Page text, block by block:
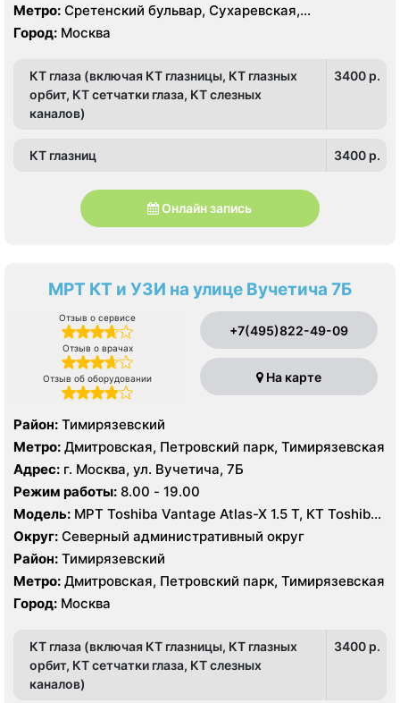
Метро: Сретенский бульвар, Сухаревская,
Тургеневская
Город: Москва
КТ глаза (включая КТ глазницы, КТ глазных
орбит, КТ сетчатки глаза, КТ слезных
каналов)
3400 p.
КТ глазниц 3400 p.
Онлайн запись
МРТ КТ и УЗИ на улице Вучетича 7Б
Отзыв о сервисе
Отзыв о врачах
Отзыв об оборудовании
+7(495)822-49-09
На карте
Район: Тимирязевский
Метро: Дмитровская, Петровский парк, Тимирязевская
Адрес: г. Москва, ул. Вучетича, 7Б
Режим работы: 8.00 - 19.00
Модель: МРТ Toshiba Vantage Atlas-X 1.5 Т, КТ Toshiba
Aquilion 64 среза, УЗИ
Округ: Северный административный округ
Район: Тимирязевский
Метро: Дмитровская, Петровский парк, Тимирязевская
Город: Москва
КТ глаза (включая КТ глазницы, КТ глазных
орбит, КТ сетчатки глаза, КТ слезных
каналов)
3400 p.